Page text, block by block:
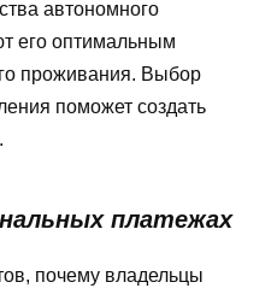
автономного
его оптимальным
проживания. Выбор
поможет создать
платежах
почему владельцы